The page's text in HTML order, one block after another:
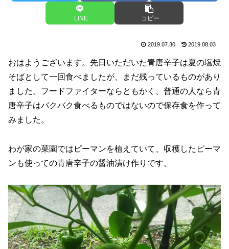
LINE コピー
2019.07.30 2019.08.03
おはようございます。先日いただいた青唐辛子は夏の塩焼
そばとして一回食べましたが、まだ残っているものがあり
ました。フードファイターならともかく、普通の人なら青
唐辛子はバクバク食べるものではないので保存食を作って
みました。
わが家の菜園ではピーマンを植えていて、収穫したピーマ
ンも使っての青唐辛子の醤油漬け作りです。